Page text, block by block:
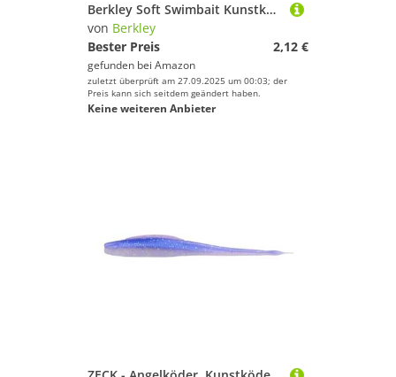
Berkley Soft Swimbait Kunstköder für Spinnageln und Baitcastenangeln Pulse Realistic Goby 7 cm
von Berkley
Bester Preis
2,12 €
gefunden bei Amazon
zuletzt überprüft am 27.09.2025 um 00:03; der
Preis kann sich seitdem geändert haben.
Keine weiteren Anbieter